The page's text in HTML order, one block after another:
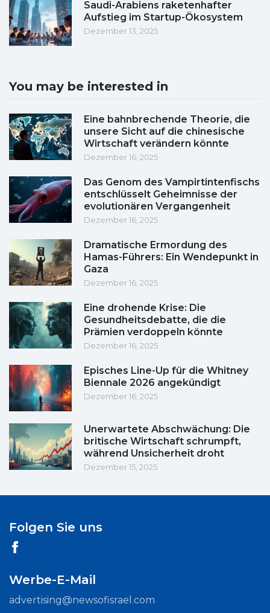
Saudi-Arabiens raketenhafter
Aufstieg im Startup-Ökosystem
Dezember 13, 2025
You may be interested in
Eine bahnbrechende Theorie, die
unsere Sicht auf die chinesische
Wirtschaft verändern könnte
Dezember 16, 2025
Das Genom des Vampirtintenfischs
entschlüsselt Geheimnisse der
evolutionären Vergangenheit
Dezember 16, 2025
Dramatische Ermordung des
Hamas-Führers: Ein Wendepunkt in
Gaza
Dezember 16, 2025
Eine drohende Krise: Die
Gesundheitsdebatte, die die
Prämien verdoppeln könnte
Dezember 16, 2025
Episches Line-Up für die Whitney
Biennale 2026 angekündigt
Dezember 16, 2025
Unerwartete Abschwächung: Die
britische Wirtschaft schrumpft,
während Unsicherheit droht
Dezember 15, 2025
Folgen Sie uns
Werbe-E-Mail
advertising@newsofisrael.com